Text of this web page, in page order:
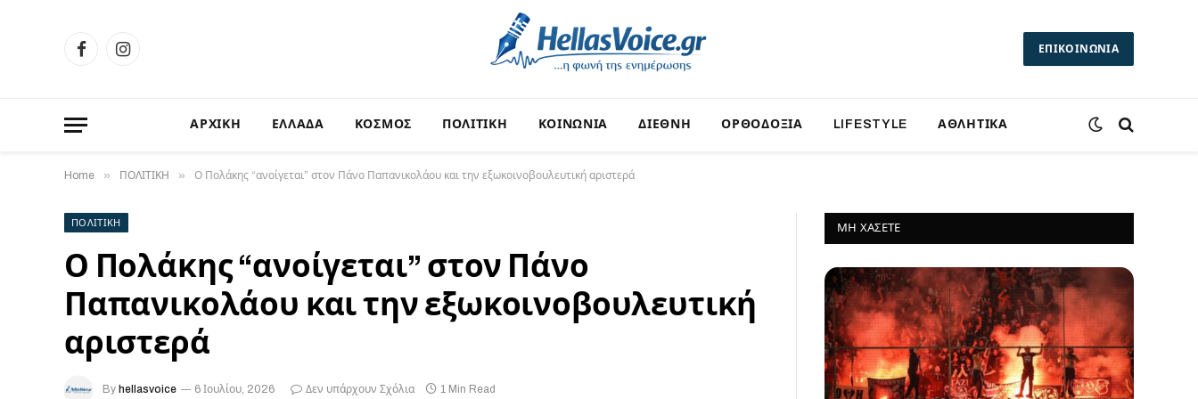
FacebookInstagram ΕΠΙΚΟΙΝΩΝΙΑ
ΑΡΧΙΚΗ ΕΛΛΑΔΑ ΚΟΣΜΟΣ ΠΟΛΙΤΙΚΗ ΚΟΙΝΩΝΙΑ ΔΙΕΘΝΗ ΟΡΘΟΔΟΞΙΑ LIFESTYLE ΑΘΛΗΤΙΚΑ
Home » ΠΟΛΙΤΙΚΗ » Ο Πολάκης “ανοίγεται” στον Πάνο Παπανικολάου και την εξωκοινοβουλευτική αριστερά
ΠΟΛΙΤΙΚΗ
Ο Πολάκης “ανοίγεται” στον Πάνο
Παπανικολάου και την εξωκοινοβουλευτική
αριστερά
By hellasvoice 6 Ιουλίου, 2026 Δεν υπάρχουν Σχόλια 1 Min Read
ΜΗ ΧΆΣΕΤΕ